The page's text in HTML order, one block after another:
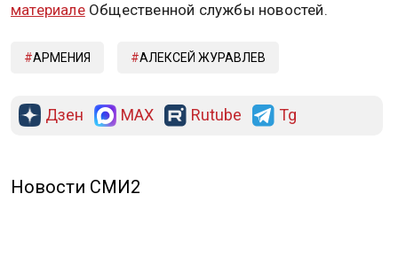
материалеОбщественной службы новостей.
АРМЕНИЯ АЛЕКСЕЙ ЖУРАВЛЕВ
Дзен MAX Rutube Tg
Новости СМИ2